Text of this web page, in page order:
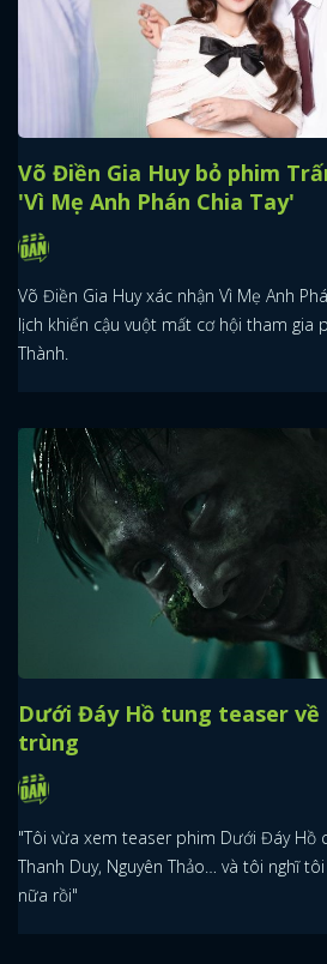
Võ Điền Gia Huy bỏ phim
'Vì Mẹ Anh Phán Chia Tay'
Võ Điền Gia Huy xác nhận Vì Mẹ Anh
lịch khiến cậu vuột mất cơ hội tham gia
Thành.
Dưới Đáy Hồ tung teaser
trùng
"Tôi vừa xem teaser phim Dưới Đáy Hồ
Thanh Duy, Nguyên Thảo… và tôi nghĩ
nữa rồi"